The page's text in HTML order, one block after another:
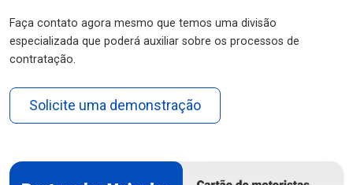
Faça contato agora mesmo que temos uma divisão
especializada que poderá auxiliar sobre os processos de
contratação.
Solicite uma demonstração